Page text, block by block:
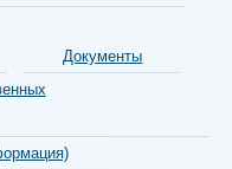
Документы